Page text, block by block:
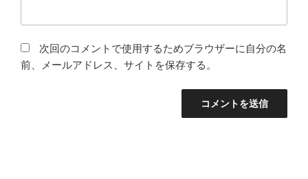
次回のコメントで使用するためブラウザーに自分の名
前、メールアドレス、サイトを保存する。